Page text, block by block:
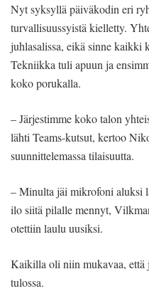
Nyt syksyllä päiväkodin eri
turvallisuussyistä kielletty.
juhlasalissa, eikä sinne kaikki
Tekniikka tuli apuun ja
koko porukalla.
– Järjestimme koko talon
lähti Teams-kutsut, kertoo
suunnittelemassa tilaisuutta.
– Minulta jäi mikrofoni aluksi
ilo siitä pilalle mennyt,
otettiin laulu uusiksi.
Kaikilla oli niin mukavaa, että
tulossa.